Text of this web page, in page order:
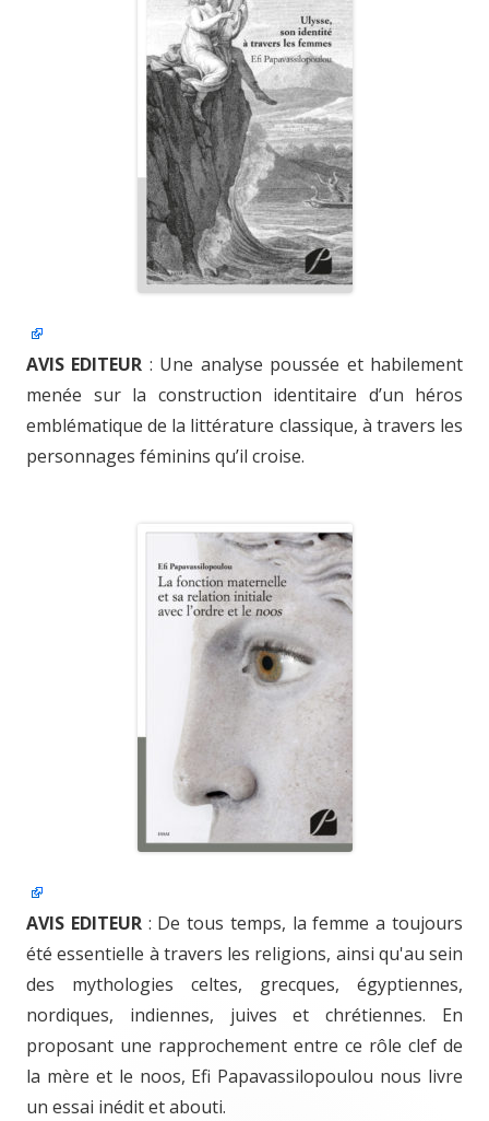
AVIS EDITEUR : Une analyse poussée et habilement
menée sur la construction identitaire d’un héros
emblématique de la littérature classique, à travers les
personnages féminins qu’il croise.
AVIS EDITEUR: De tous temps, la femme a toujours
été essentielle à travers les religions, ainsi qu'au sein
des mythologies celtes, grecques, égyptiennes,
nordiques, indiennes, juives et chrétiennes. En
proposant une rapprochement entre ce rôle clef de
la mère et le noos, Efi Papavassilopoulou nous livre
un essai inédit et abouti.